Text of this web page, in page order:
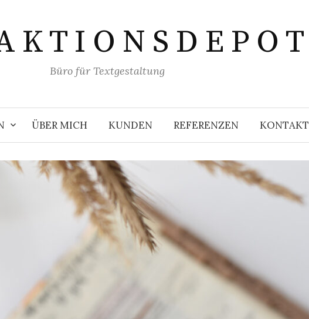
K T I O N S D E P O T
Büro für Textgestaltung
ÜBER MICH KUNDEN REFERENZEN KONTAKT